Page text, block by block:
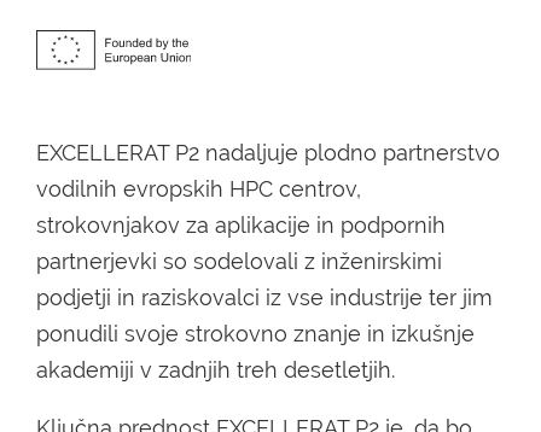
EXCELLERAT P2 nadaljuje plodno partnerstvo
vodilnih evropskih HPC centrov,
strokovnjakov za aplikacije in podpornih
partnerjevki so sodelovali z inženirskimi
podjetji in raziskovalci iz vse industrije ter jim
ponudili svoje strokovno znanje in izkušnje
akademiji v zadnjih treh desetletjih.